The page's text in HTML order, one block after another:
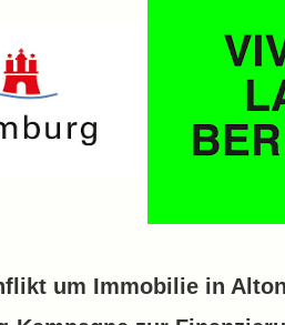
um Immobilie in